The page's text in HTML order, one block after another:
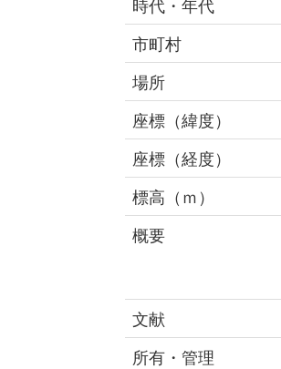
市町村
場所
座標（緯度）
座標（経度）
標高（ｍ）
概要
文献
所有・管理